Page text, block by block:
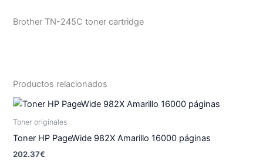
Brother TN-245C toner cartridge
Productos relacionados
Toner originales
Toner HP PageWide 982X Amarillo 16000 páginas
202.37€